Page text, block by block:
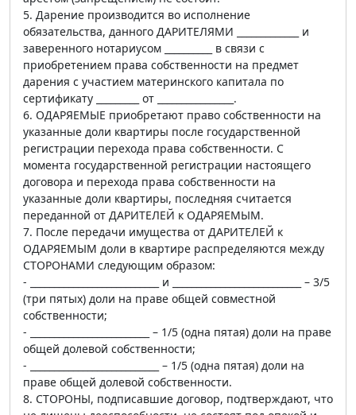
5. Дарение производится во исполнение
обязательства, данного ДАРИТЕЛЯМИ _____________ и
заверенного нотариусом __________ в связи с
приобретением права собственности на предмет
дарения с участием материнского капитала по
сертификату _________ от ________________.
6. ОДАРЯЕМЫЕ приобретают право собственности на
указанные доли квартиры после государственной
регистрации перехода права собственности. С
момента государственной регистрации настоящего
договора и перехода права собственности на
указанные доли квартиры, последняя считается
переданной от ДАРИТЕЛЕЙ к ОДАРЯЕМЫМ.
7. После передачи имущества от ДАРИТЕЛЕЙ к
ОДАРЯЕМЫМ доли в квартире распределяются между
СТОРОНАМИ следующим образом:
- ___________________________ и ___________________________ – 3/5
(три пятых) доли на праве общей совместной
собственности;
- _________________________ – 1/5 (одна пятая) доли на праве
общей долевой собственности;
- ___________________________ – 1/5 (одна пятая) доли на
праве общей долевой собственности.
8. СТОРОНЫ, подписавшие договор, подтверждают, что